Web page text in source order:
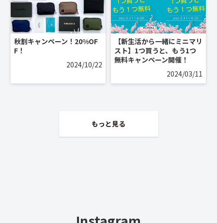
秋割キャンペーン！20%OF
F！
2024/10/22
【新生活から一緒にミニマリ
スト】1つ買うと、もう1つ
無料キャンペーン開催！
2024/03/11
もっと見る